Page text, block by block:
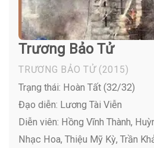
Trương Bảo Tử
TRƯƠNG BẢO TỬ(2015)
Trạng thái: Hoàn Tất (32/32)
Đạo diễn: Lương Tài Viễn
Diễn viên: Hồng Vĩnh Thành,
Nhạc Hoa, Thiệu Mỹ Kỳ, Trần